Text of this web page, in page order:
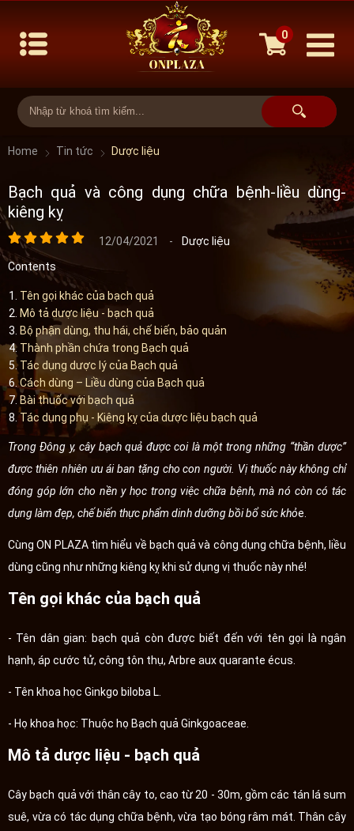
0
Home Tin tức Dược liệu
Bạch quả và công dụng chữa bệnh-liều dùng-
kiêng kỵ
12/04/2021 -
Dược liệu
Contents
Tên gọi khác của bạch quả
Mô tả dược liệu - bạch quả
Bộ phận dùng, thu hái, chế biến, bảo quản
Thành phần chứa trong Bạch quả
Tác dụng dược lý của Bạch quả
Cách dùng – Liều dùng của Bạch quả
Bài thuốc với bạch quả
Tác dụng phụ - Kiêng kỵ của dược liệu bạch quả
Trong Đông y, cây bạch quả được coi là một trong những “thần dược”
được thiên nhiên ưu ái ban tặng cho con người. Vị thuốc này không chỉ
đóng góp lớn cho nền y học trong việc chữa bệnh, mà nó còn có tác
dụng làm đẹp, chế biến thực phẩm dinh dưỡng bồi bổ sức khỏe.
Cùng ON PLAZA tìm hiểu về bạch quả và công dụng chữa bệnh, liều
dùng cũng như những kiêng kỵ khi sử dụng vị thuốc này nhé!
Tên gọi khác của bạch quả
- Tên dân gian: bạch quả còn được biết đến với tên gọi là ngân
hạnh, áp cước tử, công tôn thụ, Arbre aux quarante écus.
- Tên khoa học Ginkgo biloba L.
- Họ khoa học: Thuộc họ Bạch quả Ginkgoaceae.
Mô tả dược liệu - bạch quả
Cây bạch quả với thân cây to, cao từ 20 - 30m, gồm các tán lá sum
suê, vừa có tác dụng chữa bệnh, vừa tạo bóng râm mát. Thân cây